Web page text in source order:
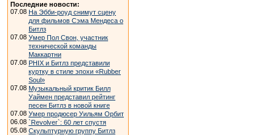
Последние новости:
07.08 На Эбби-роуд снимут сцену
для фильмов Сэма Мендеса о
Битлз
07.08 Умер Пол Свон, участник
технической команды
Маккартни
07.08 PHIX и Битлз представили
куртку в стиле эпохи «Rubber
Soul»
07.08 Музыкальный критик Билл
Уаймен представил рейтинг
песен Битлз в новой книге
07.08 Умер продюсер Уильям Орбит
06.08 `Revolver`: 60 лет спустя
05.08 Скульптурную группу Битлз